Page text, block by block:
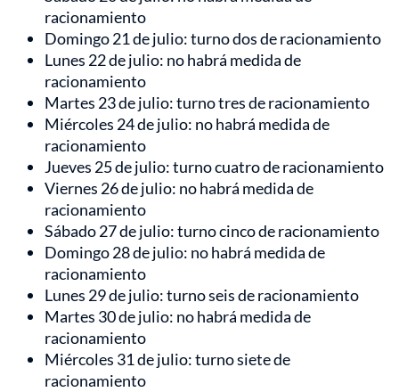
racionamiento
Domingo 21 de julio: turno dos de racionamiento
Lunes 22 de julio: no habrá medida de
racionamiento
Martes 23 de julio: turno tres de racionamiento
Miércoles 24 de julio: no habrá medida de
racionamiento
Jueves 25 de julio: turno cuatro de racionamiento
Viernes 26 de julio: no habrá medida de
racionamiento
Sábado 27 de julio: turno cinco de racionamiento
Domingo 28 de julio: no habrá medida de
racionamiento
Lunes 29 de julio: turno seis de racionamiento
Martes 30 de julio: no habrá medida de
racionamiento
Miércoles 31 de julio: turno siete de
racionamiento